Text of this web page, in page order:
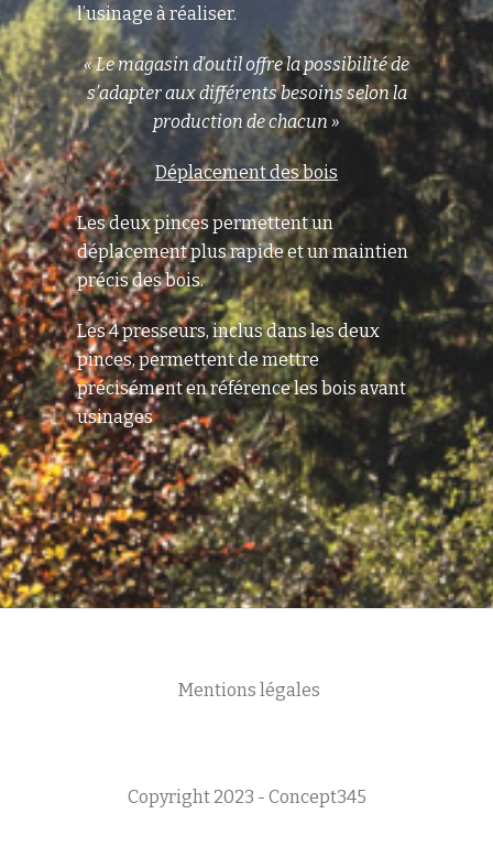
l’usinage à réaliser.
« Le magasin d’outil offre la possibilité de
s’adapteraux différents besoins selon la
production de chacun »
Déplacement des bois
Les deux pinces permettent un
déplacement plus rapide et un maintien
précis des bois.
Les 4 presseurs, inclus dans les deux
pinces, permettent de mettre
précisément en référence les bois avant
usinages
Mentions légales
Copyright 2023 - Concept345